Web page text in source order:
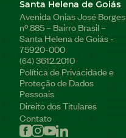
Santa Helena de Goiás
Avenida Onias José Borges
nº 885 – Bairro Brasil –
Santa Helena de Goiás -
75920-000
(64)3612.2010
Política de Privacidade e
Proteção de Dados
Pessoais
Direito dos Titulares
Contato